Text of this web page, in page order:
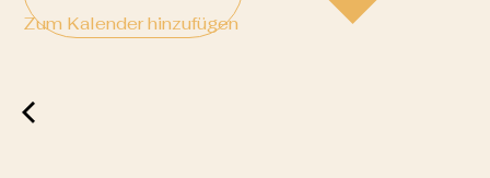
Zum Kalender hinzufügen